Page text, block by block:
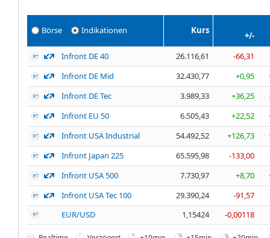
Börse Indikationen Kurs
+/-
Infront DE 40
26.116,61
-66,31
Infront DE Mid
32.430,77 +0,95
Infront DE Tec
3.989,33 +36,25
Infront EU 50
6.505,43 +22,52
Infront USA Industrial
54.492,52 +126,73
Infront Japan 225
65.595,98
-133,00
Infront USA 500
7.730,97 +8,70
Infront USA Tec 100
29.390,24
-91,57
EUR/USD
1,15424 -0,00118